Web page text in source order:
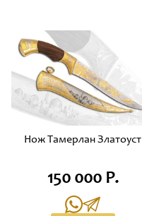
Нож Тамерлан Златоуст
150 000 Р.